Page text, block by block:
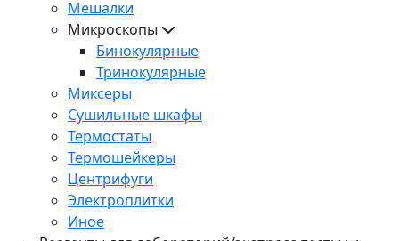
Мешалки
Микроскопы
Бинокулярные
Тринокулярные
Миксеры
Сушильные шкафы
Термостаты
Термошейкеры
Центрифуги
Электроплитки
Иное